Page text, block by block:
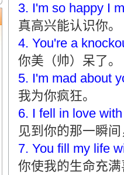
3. I'm so happy I
真高兴能认识你。
4. You're a
你美（帅）呆了。
5. I'm mad about
我为你疯狂。
6. I fell in love
见到你的那一瞬
7. You fill my life
你使我的生命充